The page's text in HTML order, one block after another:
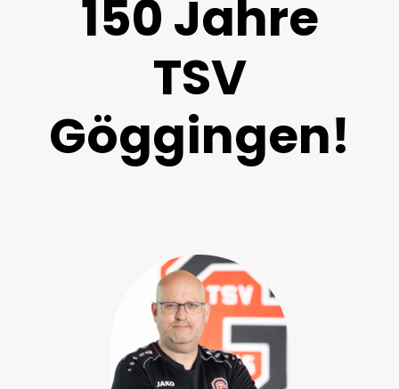
C-Jugend (U15)
D2-Jugend (U12)
F2-Jugend (U8)
G-Jugend (U7)
Zum Gesamtverein ↗
150 Jahre
TSV
Göggingen!